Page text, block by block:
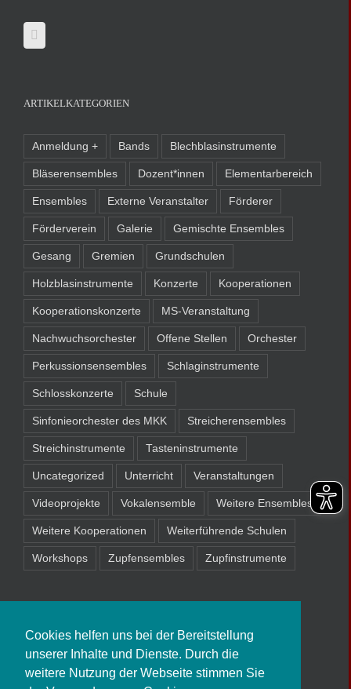
Cookies helfen uns bei der Bereitstellung
unserer Inhalte und Dienste. Durch die
weitere Nutzung der Webseite stimmen Sie
ARTIKELKATEGORIEN
Anmeldung + Bands Blechblasinstrumente
Bläserensembles Dozent*innen Elementarbereich
Ensembles Externe Veranstalter Förderer
Förderverein Galerie Gemischte Ensembles
Gesang Gremien Grundschulen
Holzblasinstrumente Konzerte Kooperationen
Kooperationskonzerte MS-Veranstaltung
Nachwuchsorchester Offene Stellen Orchester
Perkussionsensembles Schlaginstrumente
Schlosskonzerte Schule
Sinfonieorchester des MKK Streicherensembles
Streichinstrumente Tasteninstrumente
Uncategorized Unterricht Veranstaltungen
Videoprojekte Vokalensemble Weitere Ensembles
Weitere Kooperationen Weiterführende Schulen
Workshops Zupfensembles Zupfinstrumente